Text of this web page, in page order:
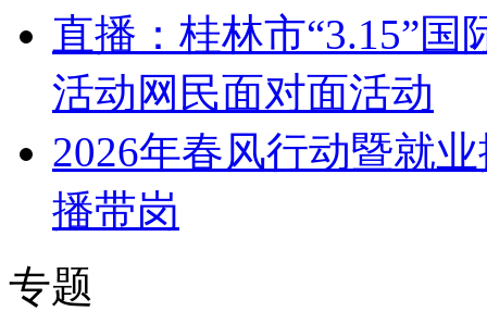
直播：桂林市“3.15”
活动网民面对面活动
2026年春风行动暨就
播带岗
专题